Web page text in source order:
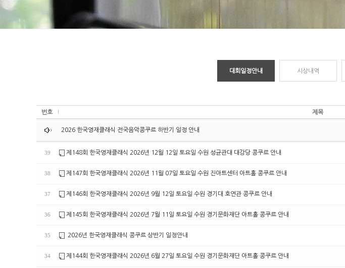
대회일정안내 시상내역
번호 제목
2026 한국영재클래식 전국음악콩쿠르 하반기 일정 안내
39 제148회 한국영재클래식 2026년 12월 12일 토요일 수원 성균관대 대강당 콩쿠르 안내
38 제147회 한국영재클래식 2026년 11월 07일 토요일 수원 진아트센터 아트홀 콩쿠르 안내
37 제146회 한국영재클래식 2026년 9월 12일 토요일 수원 경기대 호연관 콩쿠르 안내
36 제145회 한국영재클래식 2026년 7월 11일 토요일 수원 경기문화재단 아트홀 콩쿠르 안내
35 2026년 한국영재클래식 콩쿠르 상반기 일정안내
34 제144회 한국영재클래식 2026년 6월 27일 토요일 수원 경기문화재단 아트홀 콩쿠르 안내